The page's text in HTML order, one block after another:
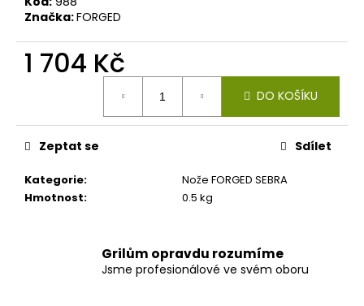
Značka:FORGED
1 704 Kč
DO KOŠÍKU
Kategorie:
Nože FORGED SEBRA
Hmotnost: 0.5 kg
Zeptat se Sdílet
Grilům opravdu rozumíme
Jsme profesionálové ve svém oboru
p
j
e
m
e